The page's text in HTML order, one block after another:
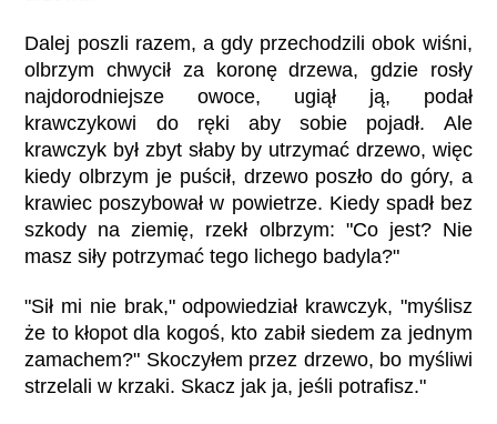
Dalej poszli razem, a gdy przechodzili obok wiśni,
olbrzym chwycił za koronę drzewa, gdzie rosły
najdorodniejsze owoce, ugiął ją, podał
krawczykowi do ręki aby sobie pojadł. Ale
krawczyk był zbyt słaby by utrzymać drzewo, więc
kiedy olbrzym je puścił, drzewo poszło do góry, a
krawiec poszybował w powietrze. Kiedy spadł bez
szkody na ziemię, rzekł olbrzym: "Co jest? Nie
masz siły potrzymać tego lichego badyla?"
"Sił mi nie brak," odpowiedział krawczyk, "myślisz
że to kłopot dla kogoś, kto zabił siedem za jednym
zamachem?" Skoczyłem przez drzewo, bo myśliwi
strzelali w krzaki. Skacz jak ja, jeśli potrafisz."